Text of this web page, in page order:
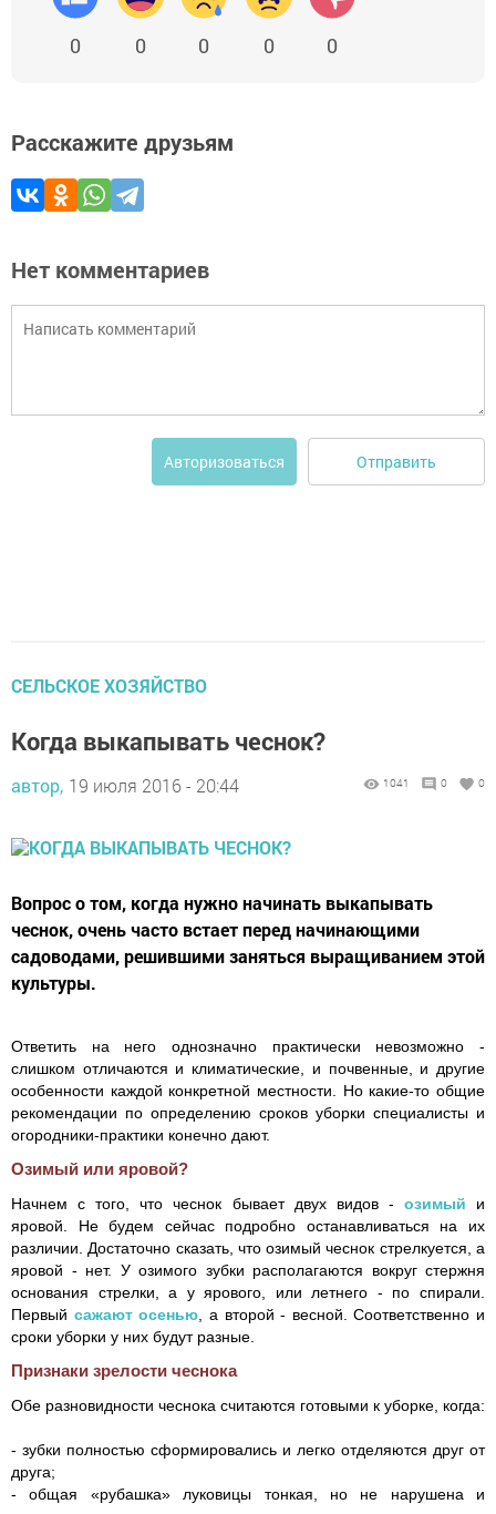
0 0 0 0 0
Расскажите друзьям
Нет комментариев
Авторизоваться Отправить
CЕЛЬСКОЕ ХОЗЯЙСТВО
Когда выкапывать чеснок?
автор, 19 июля 2016 - 20:44 1041 0 0
Вопрос о том, когда нужно начинать выкапывать
чеснок, очень часто встает перед начинающими
садоводами, решившими заняться выращиванием этой
культуры.
Ответить на него однозначно практически невозможно -
слишком отличаются и климатические, и почвенные, и другие
особенности каждой конкретной местности. Но какие-то общие
рекомендации по определению сроков уборки специалисты и
огородники-практики конечно дают.
Озимый или яровой?
Начнем с того, что чеснок бывает двух видов - озимый и
яровой. Не будем сейчас подробно останавливаться на их
различии. Достаточно сказать, что озимый чеснок стрелкуется, а
яровой - нет. У озимого зубки располагаются вокруг стержня
основания стрелки, а у ярового, или летнего - по спирали.
Первый сажают осенью, а второй - весной. Соответственно и
сроки уборки у них будут разные.
Признаки зрелости чеснока
Обе разновидности чеснока считаются готовыми к уборке, когда:
- зубки полностью сформировались и легко отделяются друг от
друга;
- общая «рубашка» луковицы тонкая, но не нарушена и